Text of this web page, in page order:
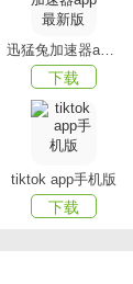
迅猛兔加速器app最新版
下载
tiktok app手机版
下载